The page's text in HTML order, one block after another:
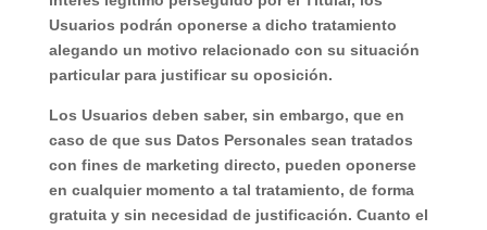
Usuarios podrán oponerse a dicho tratamiento
alegando un motivo relacionado con su situación
particular para justificar su oposición.
Los Usuarios deben saber, sin embargo, que en
caso de que sus Datos Personales sean tratados
con fines de marketing directo, pueden oponerse
en cualquier momento a tal tratamiento, de forma
gratuita y sin necesidad de justificación. Cuanto el